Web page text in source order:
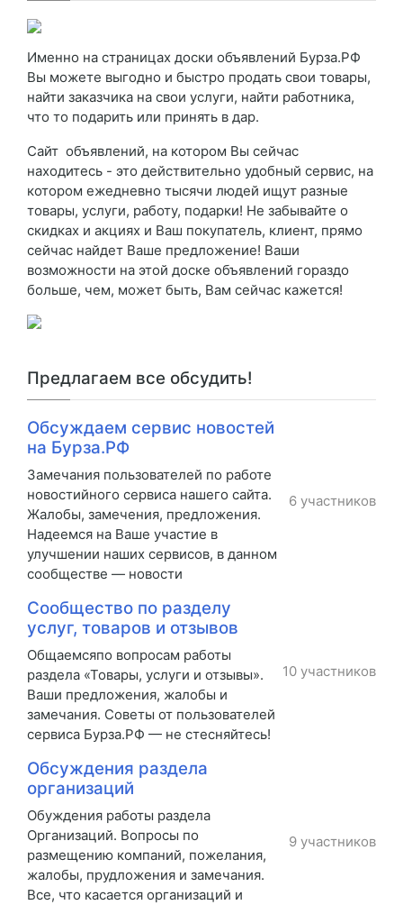
Именно на страницах доски объявлений Бурза.РФ
Вы можете выгодно и быстро продать свои товары,
найти заказчика на свои услуги, найти работника,
что то подарить или принять в дар.
Сайт объявлений, на котором Вы сейчас
находитесь - это действительно удобный сервис, на
котором ежедневно тысячи людей ищут разные
товары, услуги, работу, подарки! Не забывайте о
скидках и акциях и Ваш покупатель, клиент, прямо
сейчас найдет Ваше предложение! Ваши
возможности на этой доске объявлений гораздо
больше, чем, может быть, Вам сейчас кажется!
Предлагаем все обсудить!
Обсуждаем сервис новостей
на Бурза.РФ
Замечания пользователей по работе
новостийного сервиса нашего сайта.
Жалобы, замечения, предложения.
Надеемся на Ваше участие в
улучшении наших сервисов, в данном
сообществе — новости
6 участников
Сообщество по разделу
услуг, товаров и отзывов
Общаемсяпо вопросам работы
раздела «Товары, услуги и отзывы».
Ваши предложения, жалобы и
замечания. Советы от пользователей
сервиса Бурза.РФ — не стесняйтесь!
10 участников
Обсуждения раздела
организаций
Обуждения работы раздела
Организаций. Вопросы по
размещению компаний, пожелания,
жалобы, прудложения и замечания.
Все, что касается организаций и
9 участников